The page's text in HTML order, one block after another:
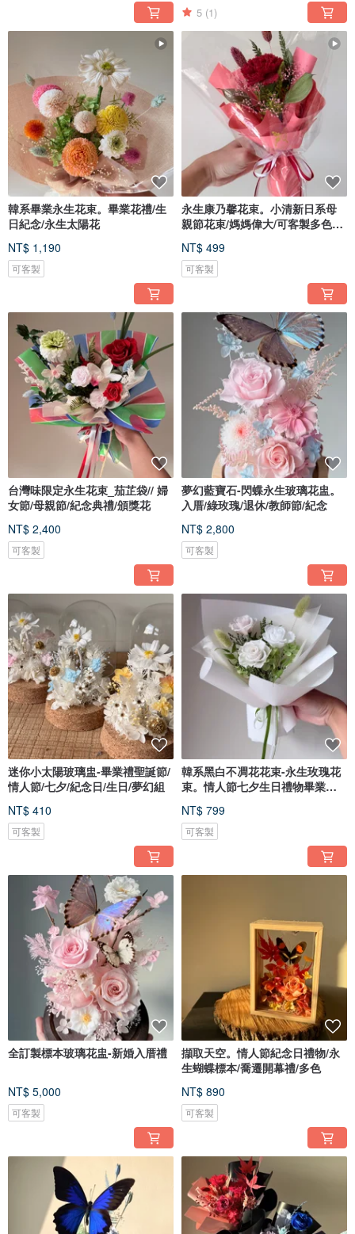
5 (1)
韓系畢業永生花束。畢業花禮/生
日紀念/永生太陽花
NT$ 1,190
可客製
永生康乃馨花束。小清新日系母
親節花束/媽媽偉大/可客製多色可
NT$ 499
可客製
台灣味限定永生花束_茄芷袋// 婦
女節/母親節/紀念典禮/頒獎花
NT$ 2,400
可客製
夢幻藍寶石-閃蝶永生玻璃花盅。
入厝/綠玫瑰/退休/教師節/紀念
NT$ 2,800
可客製
迷你小太陽玻璃盅-畢業禮聖誕節/
情人節/七夕/紀念日/生日/夢幻組
NT$ 410
可客製
韓系黑白不凋花花束-永生玫瑰花
束。情人節七夕生日禮物畢業花
NT$ 799
可客製
全訂製標本玻璃花盅-新婚入厝禮
NT$ 5,000
可客製
擷取天空。情人節紀念日禮物/永
生蝴蝶標本/喬遷開幕禮/多色
NT$ 890
可客製